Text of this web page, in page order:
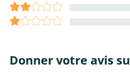
Donner votre avis